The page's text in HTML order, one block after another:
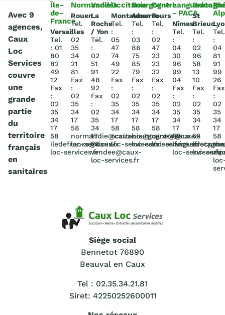
Siège social
Bennetot 76890
Beauval en Caux
Tel : 02.35.34.21.81
Siret: 42250252600011
Avec 9
agences,
Caux
Loc
Services
couvre
une
grande
partie
du
territoire
français
en
sanitaires
Île-
de-
France
Versailles
Tel.
: 01
80
82
49
12
Fax
:
02
35
34
17
58
iledefrance@caux-
loc-services.fr
Normandie
Rouen
Tel.
:
02
35
34
21
81
Fax
:
02
35
34
17
58
normandie@caux-
loc-services.fr
Vendée
La
Roche
/ Yon
Tel.
:
02
51
91
48
92
Fax
:
02
35
34
17
58
vendee@caux-
loc-services.fr
Occitanie
Montauban
Tel.
:
05
47
74
49
22
Fax
:
02
35
34
17
58
occitanie@caux-
loc-services.fr
Bourgogne
Auxerre
Tel.
:
03
86
75
85
79
Fax
:
02
35
34
17
58
bourgogne@caux-
loc-services.fr
Centre
Tours
Tel.
:
02
47
23
23
32
Fax
:
02
35
34
17
58
centre@caux-
loc-services.fr
Languedoc
- PACA
Nîmes
Tel.
:
04
30
96
99
04
Fax
:
02
35
34
17
58
loc-services.fr
St
Brieuc
Tel.
:
02
96
58
13
10
Fax
:
02
35
34
17
58
loc-
Tel.
:
04
81
91
99
26
Fax
:
02
35
34
17
58